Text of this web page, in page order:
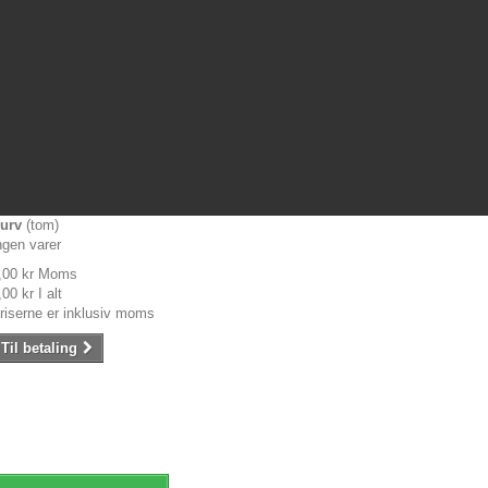
(tom)
varer
kr Moms
kr
I alt
er inklusiv moms
Til betaling